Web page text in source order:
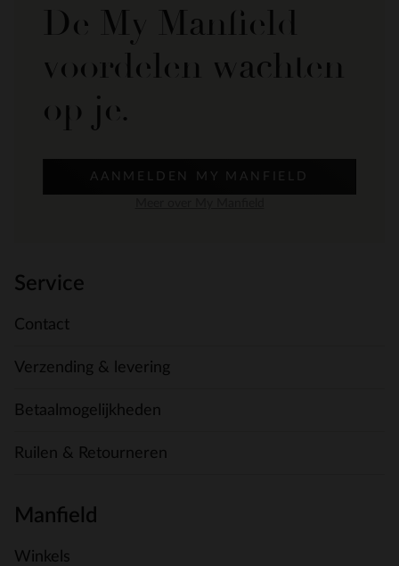
De My Manfield
voordelen wachten
op je.
AANMELDEN MY MANFIELD
Service
Contact
Verzending & levering
Betaalmogelijkheden
Ruilen & Retourneren
Manfield
Winkels